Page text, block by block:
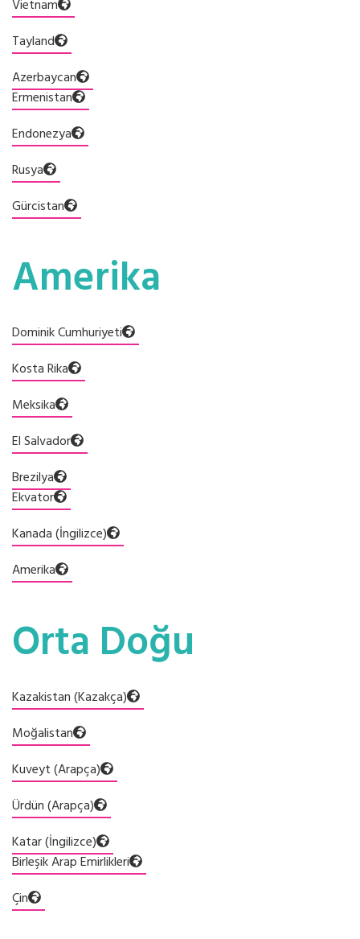
Vietnam
Tayland
Azerbaycan
Ermenistan
Endonezya
Rusya
Gürcistan
Amerika
Dominik Cumhuriyeti
Kosta Rika
Meksika
El Salvador
Brezilya
Ekvator
Kanada (İngilizce)
Amerika
Orta Doğu
Kazakistan (Kazakça)
Moğalistan
Kuveyt (Arapça)
Ürdün (Arapça)
Katar (İngilizce)
Birleşik Arap Emirlikleri
Çin